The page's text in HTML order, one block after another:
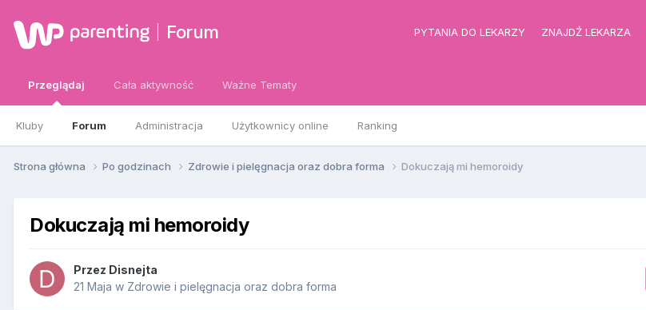
Forum PYTANIA DO LEKARZY ZNAJDŹ LEKARZA
Przeglądaj
Kluby Forum Administracja Użytkownicy online Ranking
Cała aktywność Ważne Tematy
Strona główna Po godzinach Zdrowie i pielęgnacja oraz dobra forma Dokuczają mi hemoroidy
Dokuczają mi hemoroidy
Przez Disnejta
21 Maja w Zdrowie i pielęgnacja oraz dobra forma